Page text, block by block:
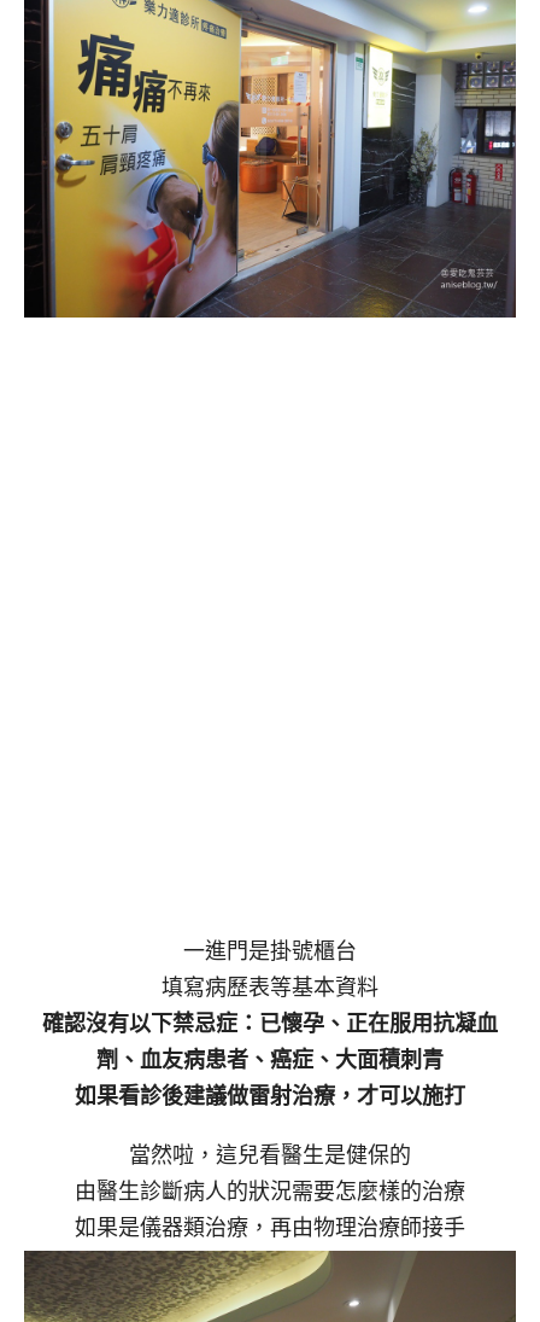
一進門是掛號櫃台
填寫病歷表等基本資料
確認沒有以下禁忌症：已懷孕、正在服用抗凝血
劑、血友病患者、癌症、大面積刺青
如果看診後建議做雷射治療，才可以施打
當然啦，這兒看醫生是健保的
由醫生診斷病人的狀況需要怎麼樣的治療
如果是儀器類治療，再由物理治療師接手